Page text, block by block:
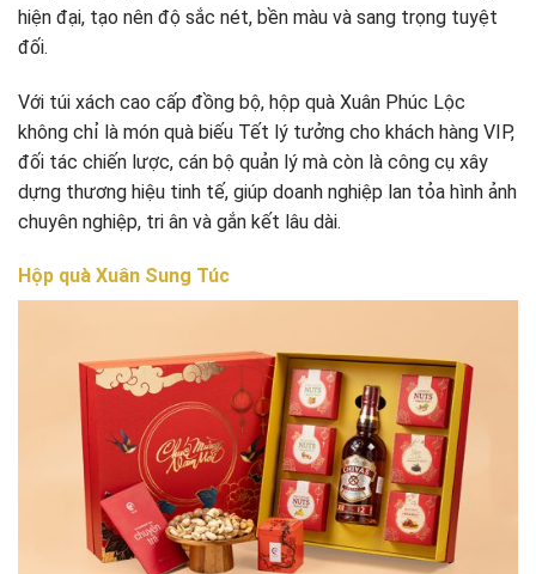
hiện đại, tạo nên độ sắc nét, bền màu và sang trọng tuyệt
đối.
Với túi xách cao cấp đồng bộ, hộp quà Xuân Phúc Lộc
không chỉ là món quà biếu Tết lý tưởng cho khách hàng VIP,
đối tác chiến lược, cán bộ quản lý mà còn là công cụ xây
dựng thương hiệu tinh tế, giúp doanh nghiệp lan tỏa hình ảnh
chuyên nghiệp, tri ân và gắn kết lâu dài.
Hộp quà Xuân Sung Túc